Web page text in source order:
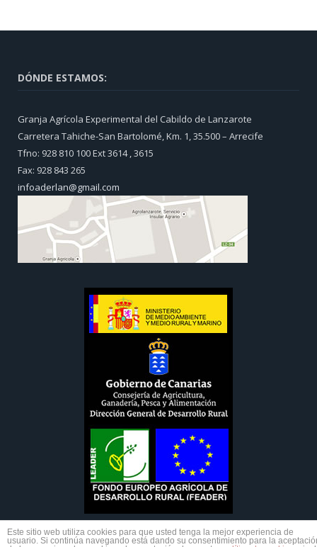
DÓNDE ESTAMOS:
Granja Agrícola Experimental del Cabildo de Lanzarote
Carretera Tahiche-San Bartolomé, Km. 1, 35.500 – Arrecife
Tfno: 928 810 100 Ext 3614 , 3615
Fax: 928 843 265
infoaderlan@gmail.com
Este sitio web utiliza cookies para que usted tenga la mejor experiencia de
usuario. Si continúa navegando está dando su consentimiento para la